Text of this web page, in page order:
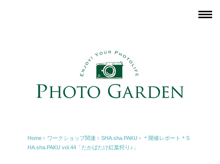
Home › ワークショップ関連 › SHA.sha.PAKU ›
＊開催レポート＊S
HA.sha.PAKU vol.44「たかばたけ紅葉狩り♪」